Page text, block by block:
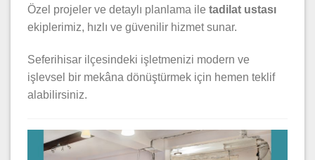
Özel projeler ve detaylı planlama ile tadilat ustası
ekiplerimiz, hızlı ve güvenilir hizmet sunar.
Seferihisar ilçesindeki işletmenizi modern ve
işlevsel bir mekâna dönüştürmek için hemen teklif
alabilirsiniz.